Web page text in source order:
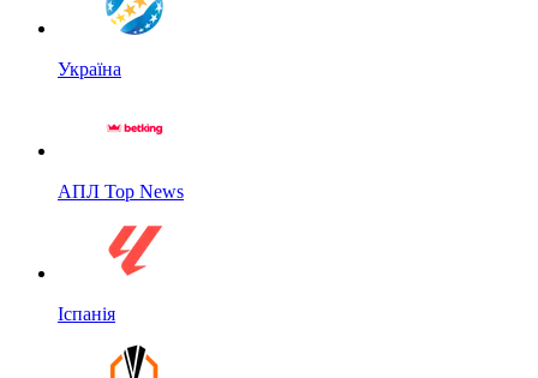
Україна
АПЛ Top News
Іспанія